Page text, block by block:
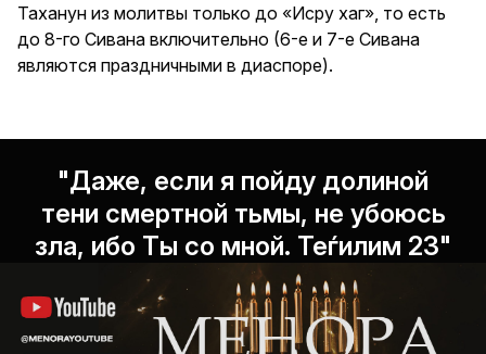
Таханун из молитвы только до «Исру хаг», то есть
до 8-го Сивана включительно (6-е и 7-е Сивана
являются праздничными в диаспоре).
"Даже, если я пойду долиной
тени смертной тьмы, не убоюсь
зла, ибо Ты со мной. Теѓилим 23"